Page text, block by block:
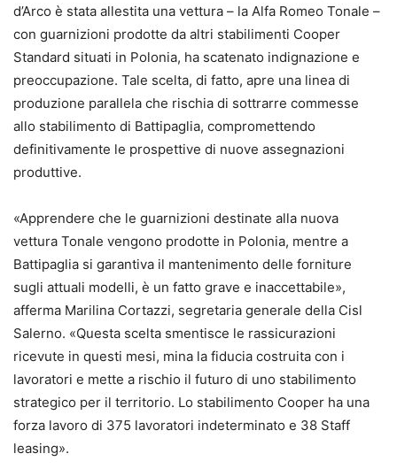
d’Arco è stata allestita una vettura – la Alfa Romeo Tonale –
con guarnizioni prodotte da altri stabilimenti Cooper
Standard situati in Polonia, ha scatenato indignazione e
preoccupazione. Tale scelta, di fatto, apre una linea di
produzione parallela che rischia di sottrarre commesse
allo stabilimento di Battipaglia, compromettendo
definitivamente le prospettive di nuove assegnazioni
produttive.
«Apprendere che le guarnizioni destinate alla nuova
vettura Tonale vengono prodotte in Polonia, mentre a
Battipaglia si garantiva il mantenimento delle forniture
sugli attuali modelli, è un fatto grave e inaccettabile»,
afferma Marilina Cortazzi, segretaria generale della Cisl
Salerno. «Questa scelta smentisce le rassicurazioni
ricevute in questi mesi, mina la fiducia costruita con i
lavoratori e mette a rischio il futuro di uno stabilimento
strategico per il territorio. Lo stabilimento Cooper ha una
forza lavoro di 375 lavoratori indeterminato e 38 Staff
leasing».